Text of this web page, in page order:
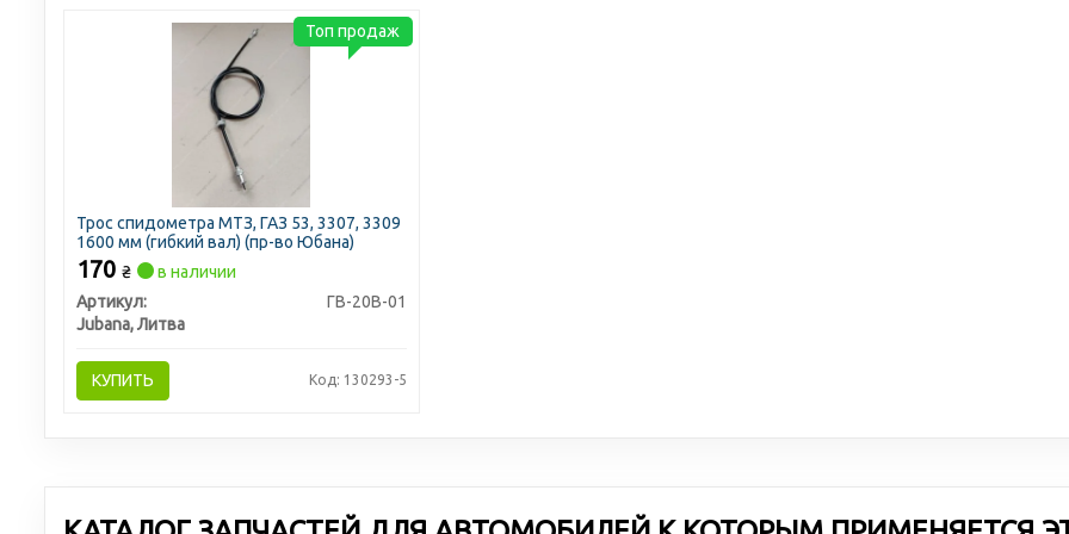
Трос спидометра МТЗ, ГАЗ 53, 3307, 3309
1600 мм (гибкий вал) (пр-во Юбана)
170 ₴
в наличии
Артикул:
ГВ-20В-01
Jubana, Литва
КУПИТЬ Код: 130293-5
Топ продаж